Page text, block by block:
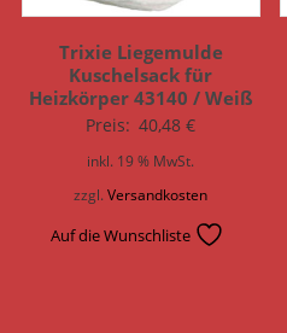
Trixie Liegemulde
Kuschelsack für
Heizkörper 43140 / Weiß
Preis: 40,48€
inkl. 19 % MwSt.
zzgl.Versandkosten
Auf die Wunschliste